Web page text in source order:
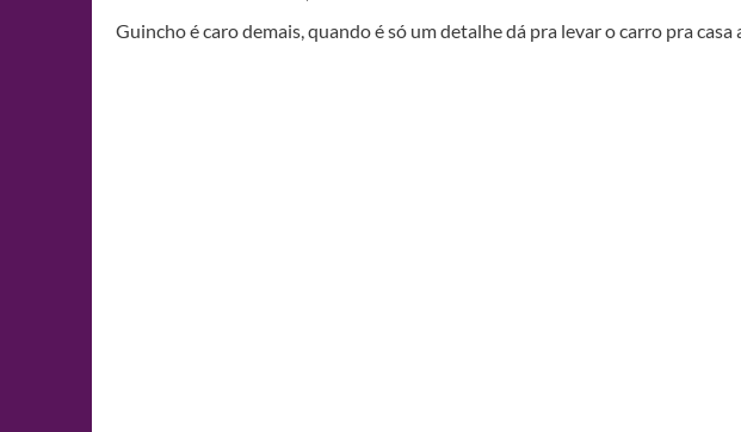
Guincho é caro demais, quando é só um detalhe dá pra levar o carro pra casa